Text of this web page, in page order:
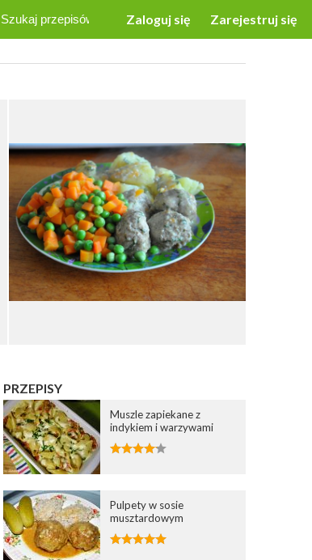
Zaloguj się Zarejestruj się
PRZEPISY
Muszle zapiekane z
indykiem i warzywami
Pulpety w sosie
musztardowym